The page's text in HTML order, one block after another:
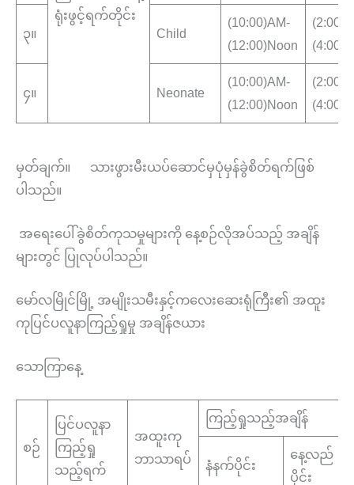
ရုံးဖွင့်ရက်တိုင်း
၃။ Child
(10:00)AM-
(12:00)Noon
၄။ Neonate
(10:00)AM-
(12:00)Noon
မှတ်ချက်။ သားဖွားမီးယပ်ဆောင်မှပုံမှန်ခွဲစိတ်ရက်ဖြစ်
ပါသည်။
အရေးပေါ်ခွဲစိတ်ကုသမှုများကို နေ့စဉ်လိုအပ်သည့် အချိန်
များတွင် ပြုလုပ်ပါသည်။
မော်လမြိုင်မြို့ အမျိုးသမီးနှင့်ကလေးဆေးရုံကြီး၏ အထူး
ကုပြင်ပလူနာကြည့်ရှုမှု အချိန်ဇယား
သောကြာနေ့
စဉ်
ပြင်ပလူနာ
ကြည့်ရှု
သည့်ရက်
အထူးကု
ဘာသာရပ်
ကြည့်ရှုသည့်အချိန်
နံနက်ပိုင်း
နေ့လည်
ပိုင်း